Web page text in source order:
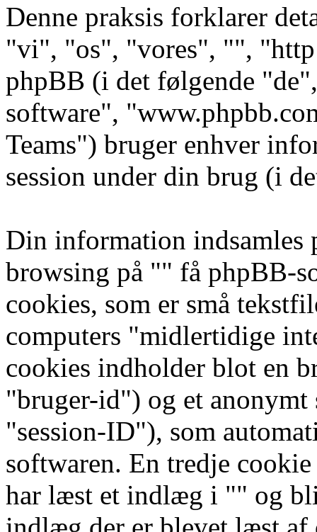
Denne praksis forklarer
"vi", "os", "vores", "",
phpBB (i det følgende
software",
Teams") bruger enhver
session under din brug (i
Din information indsamles
browsing på "" få phpBB-
cookies, som er små
computers "midlertidige
cookies indholder blot en
"bruger-id") og et
"session-ID"), som
softwaren. En tredje
har læst et indlæg i "" og